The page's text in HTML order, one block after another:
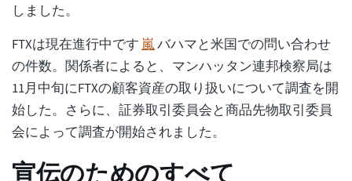
しました。
FTXは現在進行中です嵐バハマと米国での問い合わせ
の件数。関係者によると、マンハッタン連邦検察局は
11月中旬にFTXの顧客資産の取り扱いについて調査を開
始した。さらに、証券取引委員会と商品先物取引委員
会によって調査が開始されました。
宣伝のためのすべて